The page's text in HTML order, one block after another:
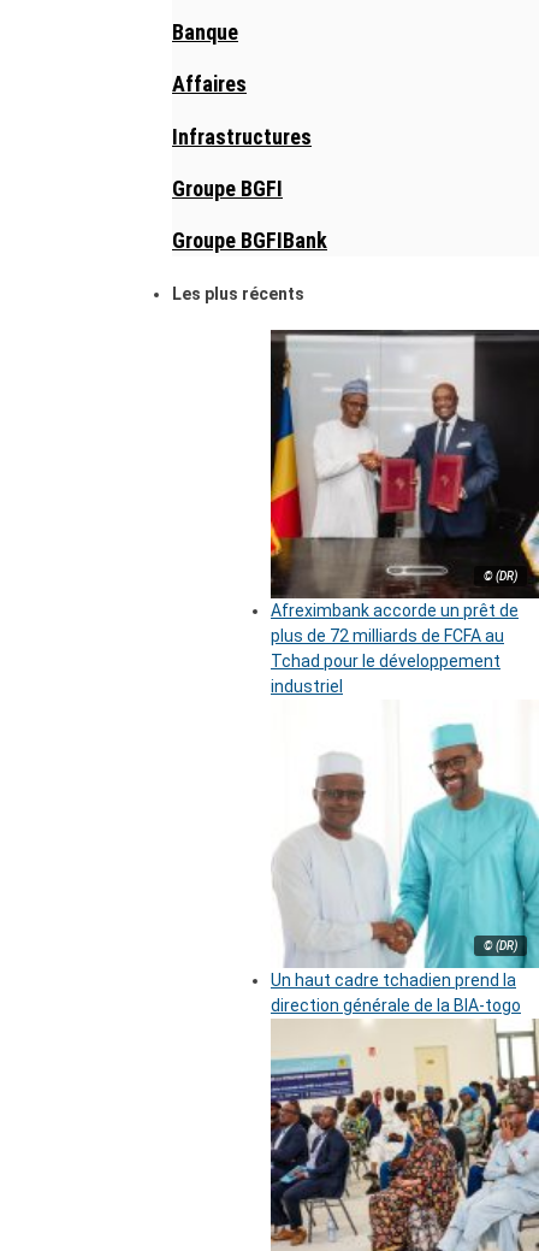
Banque
Affaires
Infrastructures
Groupe BGFI
Groupe BGFIBank
Les plus récents
© (DR)
Afreximbank accorde un prêt de
plus de 72 milliards de FCFA au
Tchad pour le développement
industriel
© (DR)
Un haut cadre tchadien prend la
direction générale de la BIA-togo